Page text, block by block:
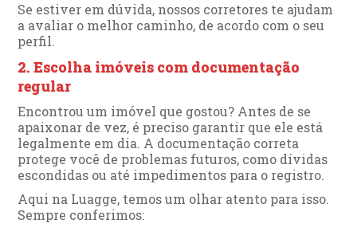
Se estiver em dúvida, nossos corretores te ajudam
a avaliar o melhor caminho, de acordo com o seu
perfil.
2. Escolha imóveis com documentação
regular
Encontrou um imóvel que gostou? Antes de se
apaixonar de vez, é preciso garantir que ele está
legalmente em dia. A documentação correta
protege você de problemas futuros, como dívidas
escondidas ou até impedimentos para o registro.
Aqui na Luagge, temos um olhar atento para isso.
Sempre conferimos: